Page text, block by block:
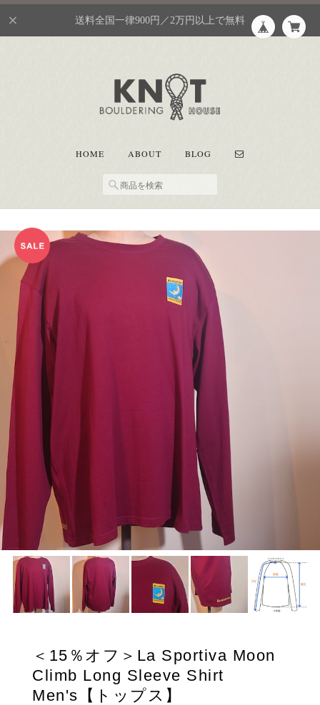
送料全国一律900円／2万円以上で無料
HOME ABOUT BLOG
＜15％オフ＞La Sportiva Moon
Climb Long Sleeve Shirt
Men's【トップス】